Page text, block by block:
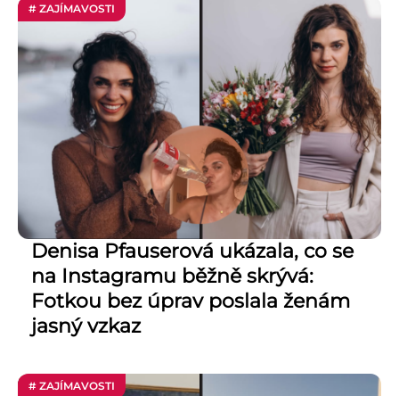
# ZAJÍMAVOSTI
Denisa Pfauserová ukázala, co se
na Instagramu běžně skrývá:
Fotkou bez úprav poslala ženám
jasný vzkaz
# ZAJÍMAVOSTI